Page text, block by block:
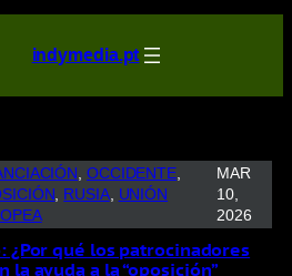
indymedia.pt
, OCCIDENTE
, RUSIA, UNIÓN
MAR
10,
2026
¿Por qué los patrocinadores
ayuda a la “oposición”